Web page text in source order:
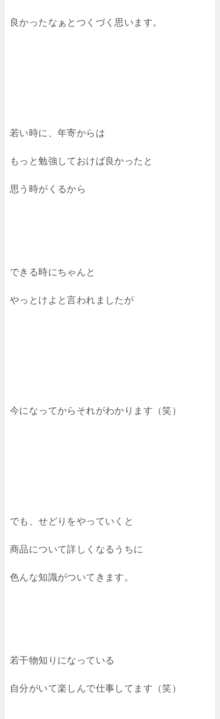
良かったなぁとつくづく思います。
若い時に、年寄からは
もっと勉強しておけば良かったと
思う時がくるから
できる時にちゃんと
やっとけよと言われましたが
今になってからそれがわかります（笑）
でも、せどりをやっていくと
商品について詳しくなるうちに
色んな知識がついてきます。
若干物知りになっている
自分がいて楽しんで仕事してます（笑）